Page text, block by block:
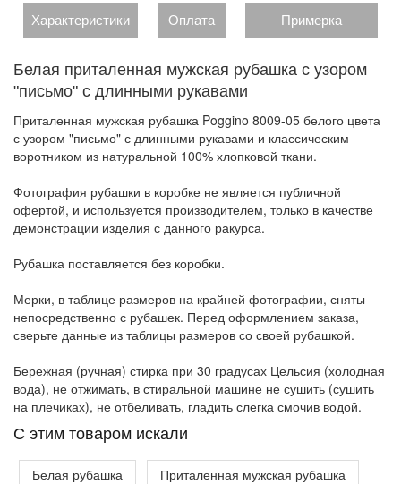
Характеристики Оплата Примерка
Белая приталенная мужская рубашка с узором
"письмо" с длинными рукавами
Приталенная мужская рубашка Poggino 8009-05 белого цвета
с узором "письмо" с длинными рукавами и классическим
воротником из натуральной 100% хлопковой ткани.
Фотография рубашки в коробке не является публичной
офертой, и используется производителем, только в качестве
демонстрации изделия с данного ракурса.
Рубашка поставляется без коробки.
Мерки, в таблице размеров на крайней фотографии, сняты
непосредственно с рубашек. Перед оформлением заказа,
сверьте данные из таблицы размеров со своей рубашкой.
Бережная (ручная) стирка при 30 градусах Цельсия (холодная
вода), не отжимать, в стиральной машине не сушить (сушить
на плечиках), не отбеливать, гладить слегка смочив водой.
C этим товаром искали
Белая рубашка Приталенная мужская рубашка